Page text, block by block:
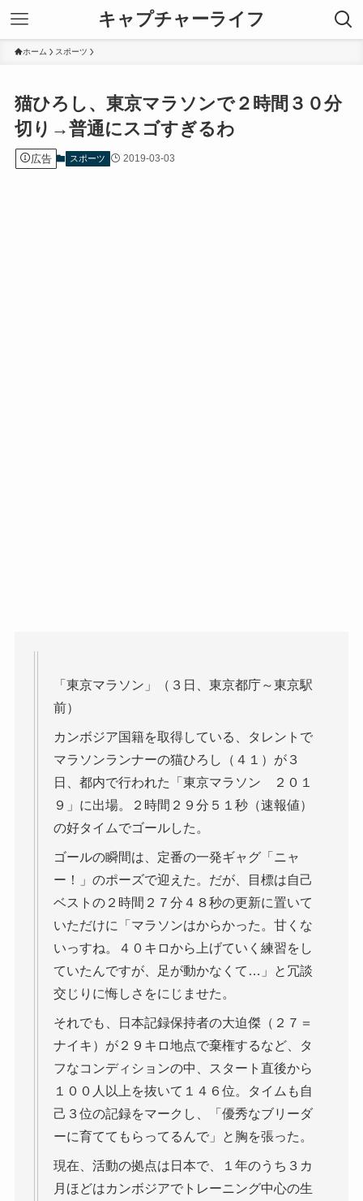
キャプチャーライフ
ホーム スポーツ
猫ひろし、東京マラソンで２時間３０分
切り→普通にスゴすぎるわ
広告 スポーツ 2019-03-03
「東京マラソン」（３日、東京都庁～東京駅
前）
カンボジア国籍を取得している、タレントで
マラソンランナーの猫ひろし（４１）が３
日、都内で行われた「東京マラソン ２０１
９」に出場。２時間２９分５１秒（速報値）
の好タイムでゴールした。
ゴールの瞬間は、定番の一発ギャグ「ニャ
ー！」のポーズで迎えた。だが、目標は自己
ベストの２時間２７分４８秒の更新に置いて
いただけに「マラソンはからかった。甘くな
いっすね。４０キロから上げていく練習をし
ていたんですが、足が動かなくて…」と冗談
交じりに悔しさをにじませた。
それでも、日本記録保持者の大迫傑（２７＝
ナイキ）が２９キロ地点で棄権するなど、タ
フなコンディションの中、スタート直後から
１００人以上を抜いて１４６位。タイムも自
己３位の記録をマークし、「優秀なブリーダ
ーに育ててもらってるんで」と胸を張った。
現在、活動の拠点は日本で、１年のうち３カ
月ほどはカンボジアでトレーニング中心の生